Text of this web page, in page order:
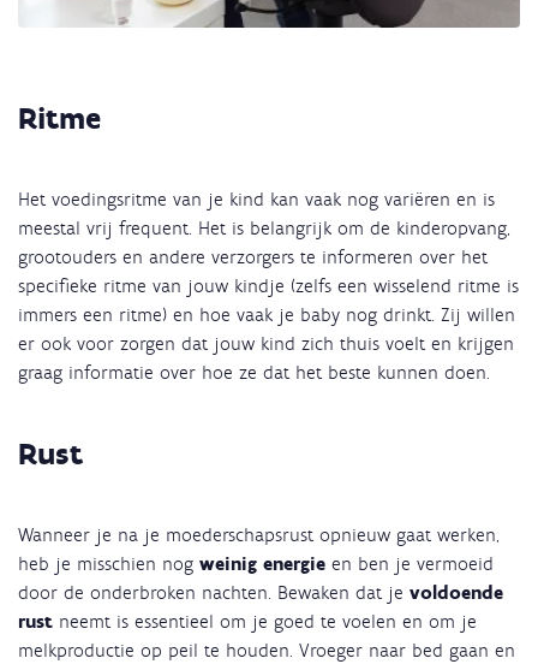
Ritme
Het voedingsritme van je kind kan vaak nog variëren en is
meestal vrij frequent. Het is belangrijk om de kinderopvang,
grootouders en andere verzorgers te informeren over het
specifieke ritme van jouw kindje (zelfs een wisselend ritme is
immers een ritme) en hoe vaak je baby nog drinkt. Zij willen
er ook voor zorgen dat jouw kind zich thuis voelt en krijgen
graag informatie over hoe ze dat het beste kunnen doen.
Rust
Wanneer je na je moederschapsrust opnieuw gaat werken,
heb je misschien nog weinig energie en ben je vermoeid
door de onderbroken nachten. Bewaken dat je voldoende
rust neemt is essentieel om je goed te voelen en om je
melkproductie op peil te houden. Vroeger naar bed gaan en